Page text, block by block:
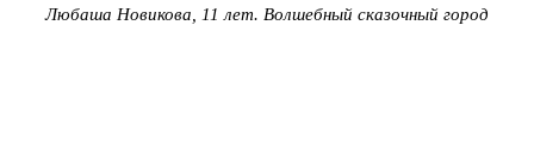
Любаша Новикова, 11 лет. Волшебный сказочный город